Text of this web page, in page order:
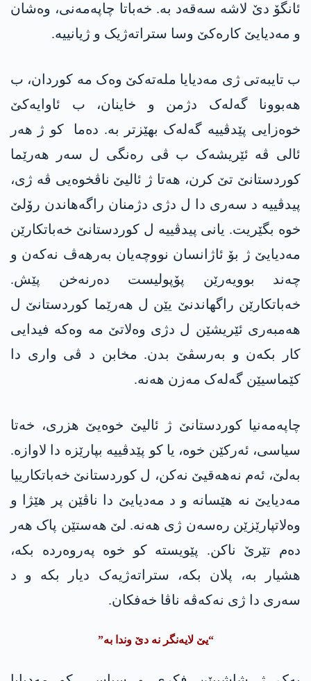
ئانگۆ دێ لاشە سەقەد بە. خەباتا چاپەمەنی، وەشان
و مەدیایێ کارەکێ وسا ستراتەژیک و ژیانییە.
ب تایبەتی ژی مەدیایا ملەتەکێ وەک مە کوردان، ب
هەبوونا گەلەک دژمن و خاینان، ب ئاوایەکێ
خوەزایی پێدڤییە گەلەک بهێزتر بە. دەما کو ژ ھەر
ئالی ڤە ئێریشەک ب ڤی رەنگی ل سەر ھەرێما
کوردستانێ تێ کرن، ھەتا ژ ئالیێ ناڤخوەیی ڤە ژی،
پیدڤییە د سەری دا ل دژی دژمنان راگەهاندن رۆلێ
خوە بگێریت. یانی پیدڤییە ل کوردستانێ خەباتکارێن
مەدیایێ ژ بۆ ئاژانسان نووچەیان بەرھەڤ نەکەن و
چەند بوویەرێن پۆپولیست دەرنەخن پێش.
خەباتکارێن راگھاندنێ یێن ل ھەرێما کوردستانێ ل
ھەمبەری ئێریشێن ل دژی وەلاتێ مە وەکە فیدایی
کار بکەن و بەرسڤێ بدن. مخابن د ڤی واری دا
کێماسیێن گەلەک مەزن ھەنە.
چاپەمەنیا کوردستانێ ژ ئالیێ خوەیێ ھزری، خەتا
سیاسی، ئەرکێن خوە، یا کو پێدڤییە بپارێزە دا لاوازە.
بەلێ، ئەم نەھەقیێ نەکن، ل کوردستانێ خەباتکارییا
مەدیایێ نە ھێسانە و د مەدیایێ دا ناڤێن پر ھێژا و
وەلاتپارێزێن رەسەن ژی ھەنە. لێ ھەستێن پاک ھەر
دەم تێرێ ناکن. پێویستە کو خوە پەروەردە بکە،
ھشیار بە، پلان بکە، ستراتەژیەک دیار بکە و د
سەری دا ژی نەکەڤە ناڤا خەفکان.
“یێ لایەنگر نە دێ وندا بە”